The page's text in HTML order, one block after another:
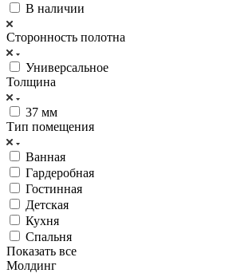
В наличии
Сторонность полотна
Универсальное
Толщина
37 мм
Тип помещения
Ванная
Гардеробная
Гостинная
Детская
Кухня
Спальня
Показать все
Молдинг